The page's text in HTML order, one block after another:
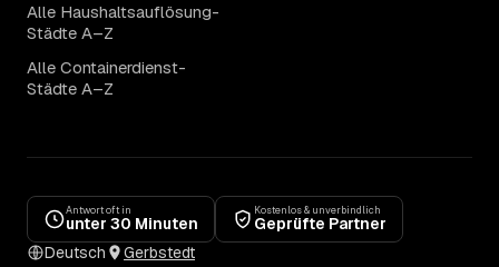
Alle Haushaltsauflösung-
Städte A–Z
Alle Containerdienst-
Städte A–Z
Antwort oft in
unter 30 Minuten
Kostenlos & unverbindlich
Geprüfte Partner
Deutsch
Gerbstedt